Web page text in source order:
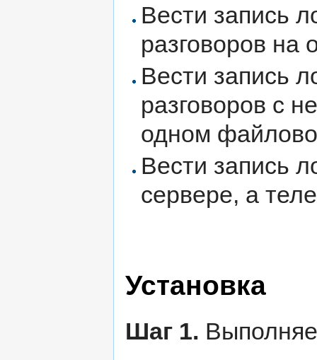
Вести запись
разговоров на
Вести запись
разговоров с
одном
Вести запись
сервере, а
Установка
Шаг 1.